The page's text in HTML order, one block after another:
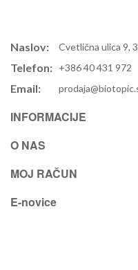
Naslov: Cvetlična ulica 9,
Telefon: +386 40 431 972
Email:
INFORMACIJE
O NAS
MOJ RAČUN
E-novice